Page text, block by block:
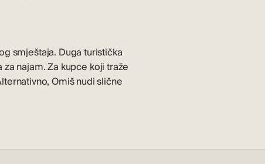
smještaja. Duga turistička
najam. Za kupce koji traže
Omišnudi slične